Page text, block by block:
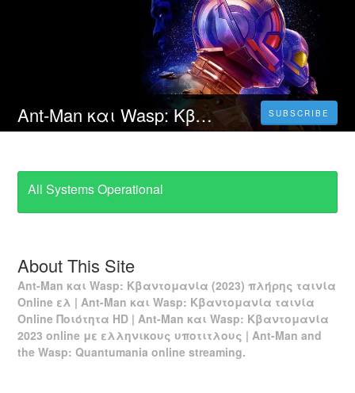
Ant-Man και Wasp: Κβαντομανία (2023) Πλήρης Ταινία Online με Ελληνικούς Υπότιτλους SUBSCRIBE
All Systems Operational
About This Site
Ant-Man και Wasp: Κβαντομανία (2023) πλήρης ταινία
Online ελ | Ant-Man και Wasp: Κβαντομανία ταινία
Online Ποιότητα HD | Ant-Man και Wasp: Κβαντομανία
2023 online με ελληνικους υποτιτλους | Ant-Man and
the Wasp: Quantumania online streaming.